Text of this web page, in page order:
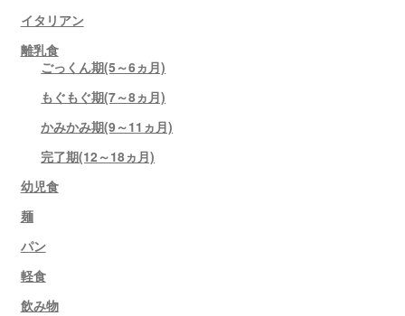
イタリアン
離乳食
ごっくん期(5～6ヵ月)
もぐもぐ期(7～8ヵ月)
かみかみ期(9～11ヵ月)
完了期(12～18ヵ月)
幼児食
麺
パン
軽食
飲み物